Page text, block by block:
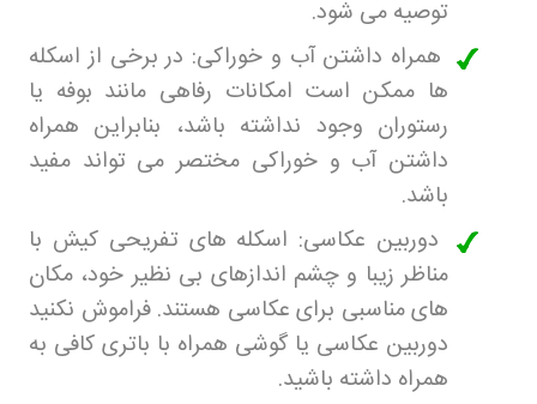
توصیه می شود.
همراه داشتن آب و خوراکی: در برخی از اسکله
ها ممکن است امکانات رفاهی مانند بوفه یا
رستوران وجود نداشته باشد، بنابراین همراه
داشتن آب و خوراکی مختصر می تواند مفید
باشد.
دوربین عکاسی: اسکله های تفریحی کیش با
مناظر زیبا و چشم اندازهای بی نظیر خود، مکان
های مناسبی برای عکاسی هستند. فراموش نکنید
دوربین عکاسی یا گوشی همراه با باتری کافی به
همراه داشته باشید.